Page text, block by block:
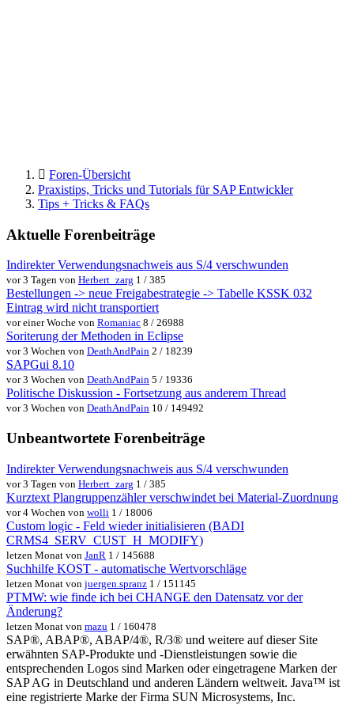
Foren-Übersicht
Praxistips, Tricks und Tutorials für SAP Entwickler
Tips + Tricks & FAQs
Aktuelle Forenbeiträge
Indirekter Verwendungsnachweis aus S/4 verschwunden
vor 3 Tagen von Herbert_zarg 1 / 385
Bestellungen -> neue Freigabestrategie -> Tabelle KSSK 032
Eintrag wird nicht transportiert
vor einer Woche von Romaniac 8 / 26988
Soriterung der Methoden in Eclipse
vor 3 Wochen von DeathAndPain 2 / 18239
SAPGui 8.10
vor 3 Wochen von DeathAndPain 5 / 19336
Politische Diskussion - Fortsetzung aus anderem Thread
vor 3 Wochen von DeathAndPain 10 / 149492
Unbeantwortete Forenbeiträge
Indirekter Verwendungsnachweis aus S/4 verschwunden
vor 3 Tagen von Herbert_zarg 1 / 385
Kurztext Plangruppenzähler verschwindet bei Material-Zuordnung
vor 4 Wochen von wolli 1 / 18006
Custom logic - Feld wieder initialisieren (BADI
CRMS4_SERV_CUST_H_MODIFY)
letzen Monat von JanR 1 / 145688
Suchhilfe KOST - automatische Wertvorschläge
letzen Monat von juergen.spranz 1 / 151145
PTMW: wie finde ich bei CHANGE den Datensatz vor der
Änderung?
letzen Monat von mazu 1 / 160478
SAP®, ABAP®, ABAP/4®, R/3® und weitere auf dieser Site
erwähnten SAP-Produkte und -Dienstleistungen sowie die
entsprechenden Logos sind Marken oder eingetragene Marken der
SAP AG in Deutschland und anderen Ländern weltweit. Java™ ist
eine registrierte Marke der Firma SUN Microsystems, Inc.